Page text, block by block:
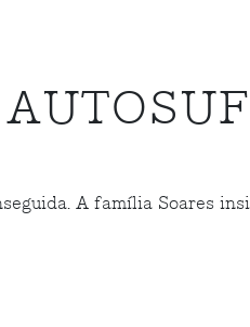
A família Soares